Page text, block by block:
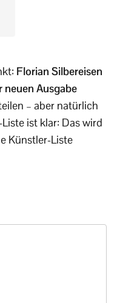
Florian Silbereisen
neuen Ausgabe
– aber natürlich
ist klar: Das wird
Künstler-Liste